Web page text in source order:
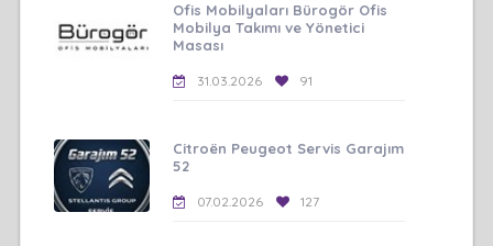
Ofis Mobilyaları Bürogör Ofis
Mobilya Takımı ve Yönetici
Masası
31.03.2026 91
Citroën Peugeot Servis Garajım
52
07.02.2026 127